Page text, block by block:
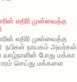
எதிரி முன்வைத்த
எதிரி முன்வைத்த
நபிகள் நாயகம் அவர்கள்
போது மக்கா
செய்து மக்களை